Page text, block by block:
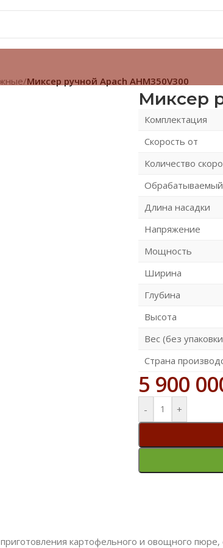
/Миксер ручной Apach AHM350V300
Миксер
Комплектация
Скорость от
Количество
Длина насадки
Напряжение
Мощность
Ширина
Глубина
Высота
Вес (без
Страна
5 900
- +
картофельного и овощного